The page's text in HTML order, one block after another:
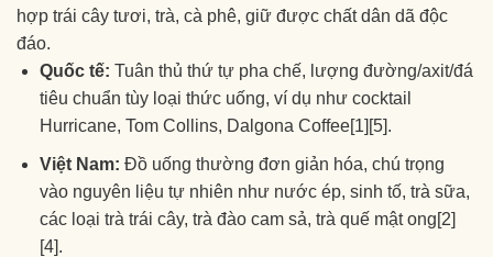
hợp trái cây tươi, trà, cà phê, giữ được chất dân dã độc
đáo.
Quốc tế: Tuân thủ thứ tự pha chế, lượng đường/axit/đá
tiêu chuẩn tùy loại thức uống, ví dụ như cocktail
Hurricane, Tom Collins, Dalgona Coffee[1][5].
Việt Nam: Đồ uống thường đơn giản hóa, chú trọng
vào nguyên liệu tự nhiên như nước ép, sinh tố, trà sữa,
các loại trà trái cây, trà đào cam sả, trà quế mật ong[2]
[4].